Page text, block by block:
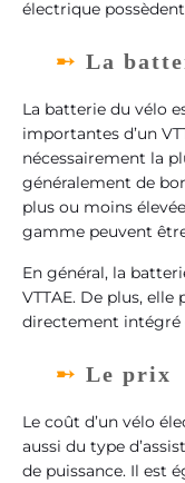
électrique
La
La batterie du vélo
importantes d’un
nécessairement la
généralement de
plus ou moins
gamme peuvent
En général, la
VTTAE. De plus,
directement intégré
Le prix
Le coût d’un vélo
aussi du type
de puissance. Il est